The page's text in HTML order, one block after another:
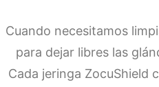
Cuando necesitamos
para dejar libres las
Cada jeringa ZocuShield